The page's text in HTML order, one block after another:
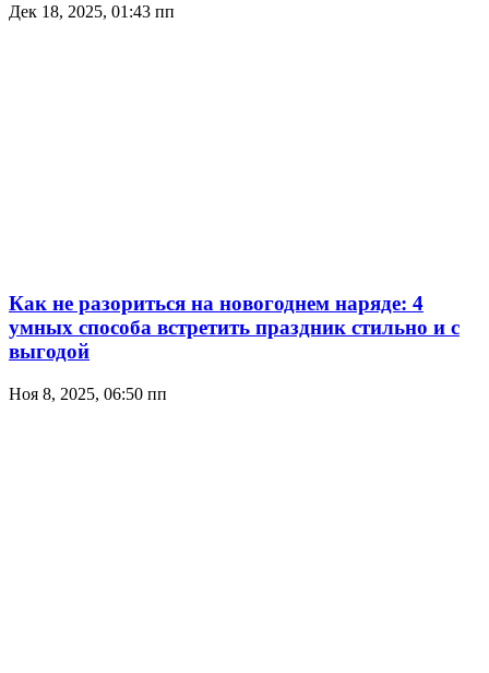
Дек 18, 2025, 01:43 пп
Как не разориться на новогоднем наряде: 4
умных способа встретить праздник стильно и с
выгодой
Ноя 8, 2025, 06:50 пп